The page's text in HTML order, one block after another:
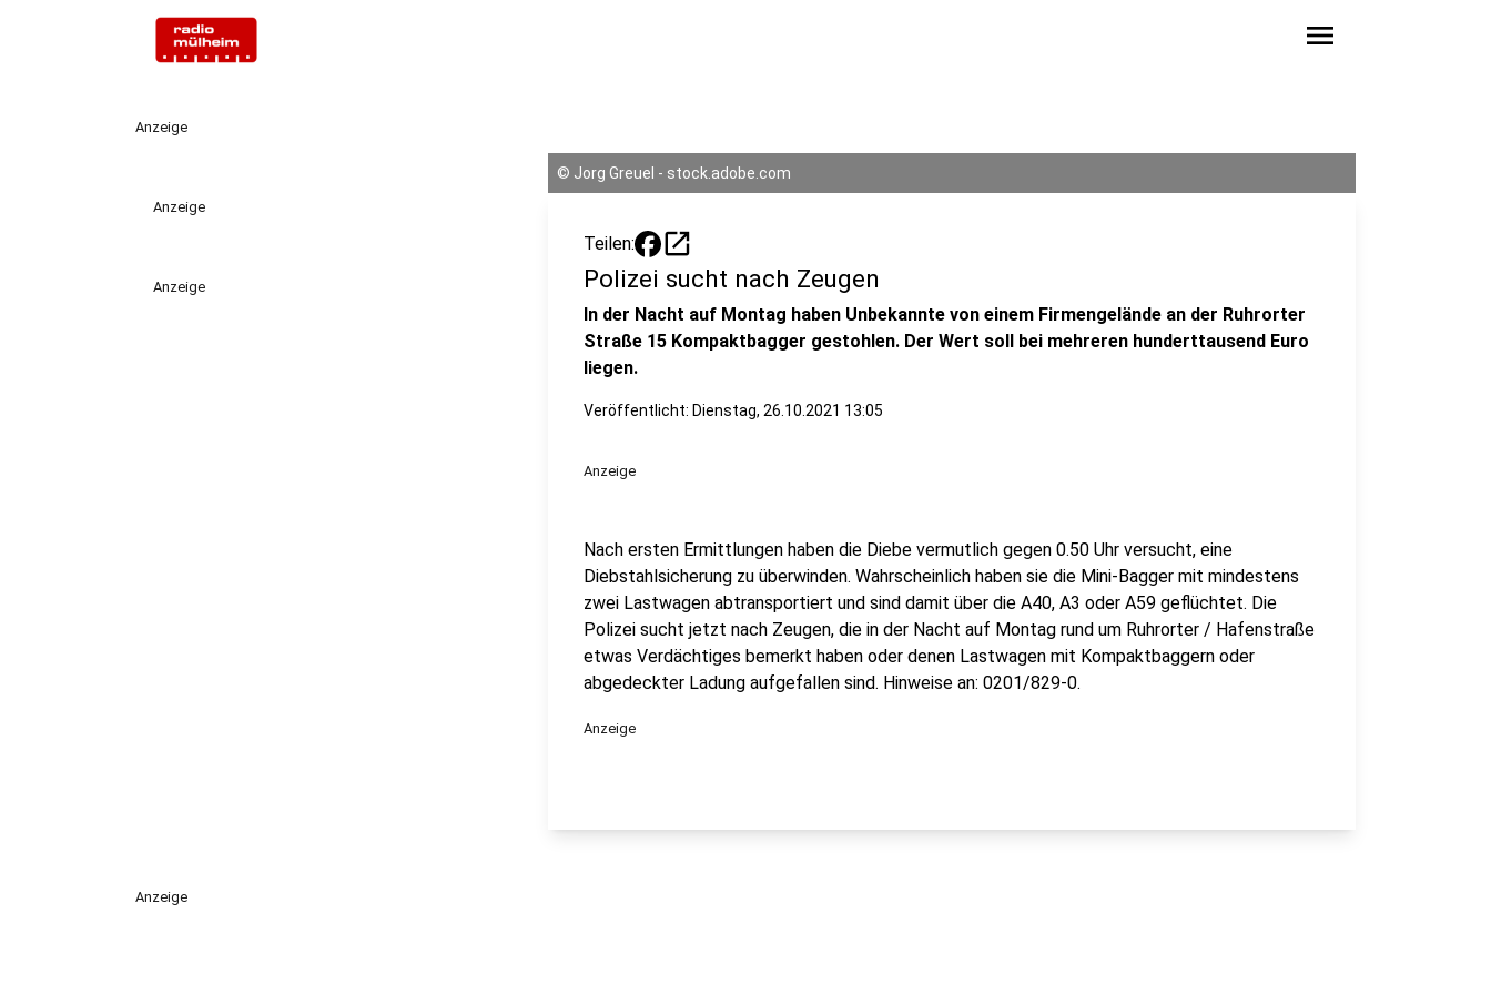
menu
Anzeige
Anzeige
Anzeige
© Jorg Greuel - stock.adobe.com
Teilen: open_in_new
Polizei sucht nach Zeugen
In der Nacht auf Montag haben Unbekannte von einem Firmengelände an der Ruhrorter
Straße 15 Kompaktbagger gestohlen. Der Wert soll bei mehreren hunderttausend Euro
liegen.
Veröffentlicht: Dienstag, 26.10.2021 13:05
Anzeige
Nach ersten Ermittlungen haben die Diebe vermutlich gegen 0.50 Uhr versucht, eine
Diebstahlsicherung zu überwinden. Wahrscheinlich haben sie die Mini-Bagger mit mindestens
zwei Lastwagen abtransportiert und sind damit über die A40, A3 oder A59 geflüchtet. Die
Polizei sucht jetzt nach Zeugen, die in der Nacht auf Montag rund um Ruhrorter / Hafenstraße
etwas Verdächtiges bemerkt haben oder denen Lastwagen mit Kompaktbaggern oder
abgedeckter Ladung aufgefallen sind. Hinweise an: 0201/829-0.
Anzeige
Anzeige